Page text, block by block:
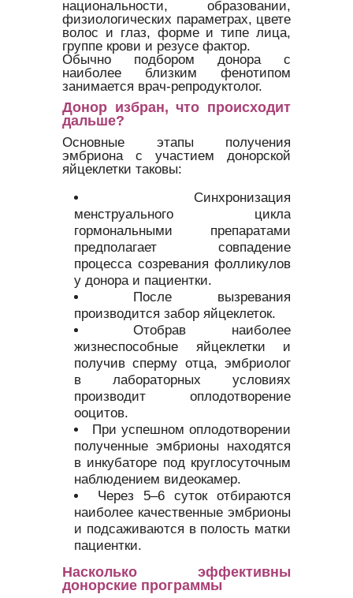
национальности, образовании,
физиологических параметрах, цвете
волос и глаз, форме и типе лица,
группе крови и резусе фактор.
Обычно подбором донора с
наиболее близким фенотипом
занимается врач-репродуктолог.
Донор избран, что происходит
дальше?
Основные этапы получения
эмбриона с участием донорской
яйцеклетки таковы:
Синхронизация
менструального цикла
гормональными препаратами
предполагает совпадение
процесса созревания фолликулов
у донора и пациентки.
После вызревания
производится забор яйцеклеток.
Отобрав наиболее
жизнеспособные яйцеклетки и
получив сперму отца, эмбриолог
в лабораторных условиях
производит оплодотворение
ооцитов.
При успешном оплодотворении
полученные эмбрионы находятся
в инкубаторе под круглосуточным
наблюдением видеокамер.
Через 5–6 суток отбираются
наиболее качественные эмбрионы
и подсаживаются в полость матки
пациентки.
Насколько эффективны
донорские программы